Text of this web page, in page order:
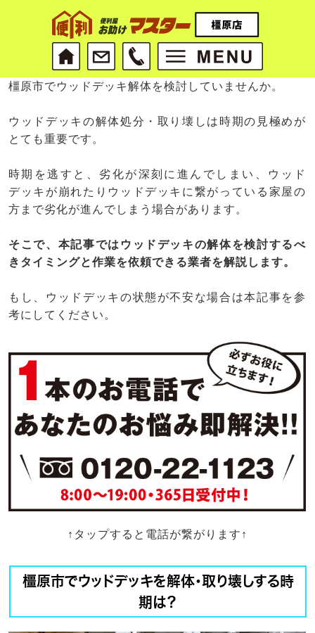
橿原市でウッドデッキ解体を検討していませんか。
ウッドデッキの解体処分・取り壊しは時期の見極めが
とても重要です。
時期を逃すと、劣化が深刻に進んでしまい、ウッド
デッキが崩れたりウッドデッキに繋がっている家屋の
方まで劣化が進んでしまう場合があります。
そこで、本記事ではウッドデッキの解体を検討するべ
きタイミングと作業を依頼できる業者を解説します。
もし、ウッドデッキの状態が不安な場合は本記事を参
考にしてください。
↑タップすると電話が繋がります↑
橿原市でウッドデッキを解体・取り壊しする時
期は？